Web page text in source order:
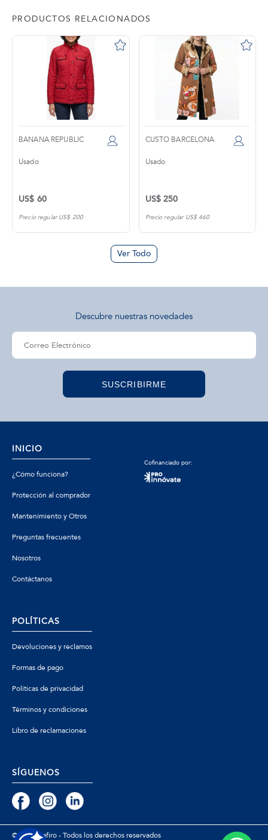
PRODUCTOS RELACIONADOS
BANANA REPUBLIC
Usado
US$ 60
Precio regular US$ 200
CUSTO BARCELONA
Usado
US$ 250
Precio regular US$ 460
Ver Todo
Descubre nuestras novedades
SUSCRIBIRME
INICIO
¿Cómo funciona?
Protección al comprador
Mantenimiento y Otros
Preguntas frecuentes
Nosotros
Contáctanos
Cofinanciado por:
POLÍTICAS
Devoluciones y reclamos
Formas de pago
Políticas de privacidad
Términos y condiciones
Libro de reclamaciones
SÍGUENOS
© 2026 Zafiro - Todos los derechos reservados